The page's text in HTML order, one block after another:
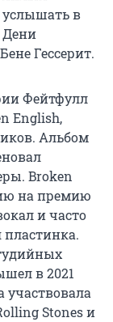
услышать в
Дени
Гессерит.
Фейтфулл
English,
Альбом
Broken
на премию
и часто
пластинка.
в 2021
участвовала
Stones и